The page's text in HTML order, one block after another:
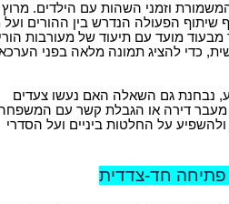
וזמני השהות עם הילדים. מרוץ
שיתוף הפעולה הנדרש בין ההורים ועל
מועד עם תיעוד של מעורבות
כדי להציג תמונה מלאה בפני
נבחנת גם השאלה האם נעשו צעדים
מעבר דירה או הגבלת קשר עם
על החלטות ביניים ועל הסדרי
פתיחה חד-צדדית